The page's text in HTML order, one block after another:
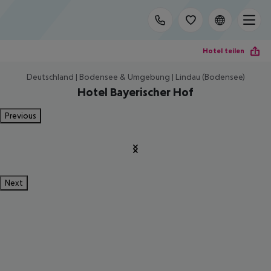
Hotel teilen
Deutschland | Bodensee & Umgebung | Lindau (Bodensee)
Hotel Bayerischer Hof
Previous
Next